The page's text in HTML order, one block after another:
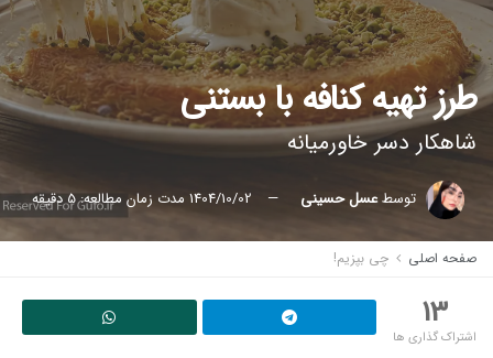
طرز تهیه کنافه با بستنی
شاهکار دسر خاورمیانه
توسطعسل حسینی 1404/10/02 مدت زمان مطالعه: 5 دقیقه
صفحه اصلی چی بپزیم!
13
اشتراک گذاری ها